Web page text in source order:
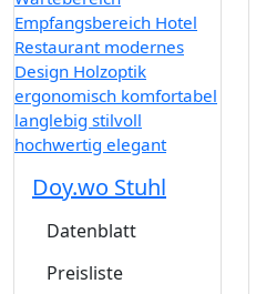
Doy.wo Stuhl
Datenblatt
Preisliste